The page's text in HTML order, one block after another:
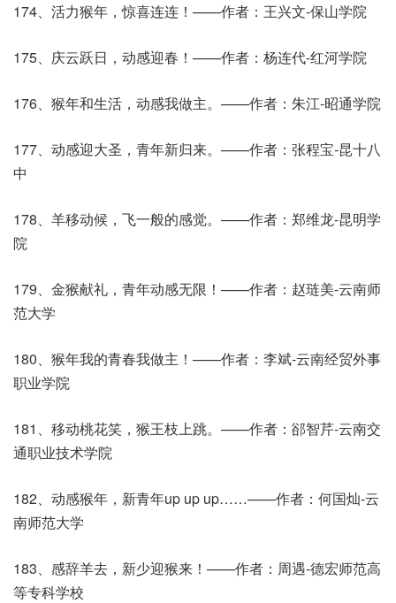
174、活力猴年，惊喜连连！——作者：王兴文-保山学院
175、庆云跃日，动感迎春！——作者：杨连代-红河学院
176、猴年和生活，动感我做主。——作者：朱江-昭通学院
177、动感迎大圣，青年新归来。——作者：张程宝-昆十八
中
178、羊移动候，飞一般的感觉。——作者：郑维龙-昆明学
院
179、金猴献礼，青年动感无限！——作者：赵琏美-云南师
范大学
180、猴年我的青春我做主！——作者：李斌-云南经贸外事
职业学院
181、移动桃花笑，猴王枝上跳。——作者：郤智芹-云南交
通职业技术学院
182、动感猴年，新青年up up up……——作者：何国灿-云
南师范大学
183、感辞羊去，新少迎猴来！——作者：周遇-德宏师范高
等专科学校